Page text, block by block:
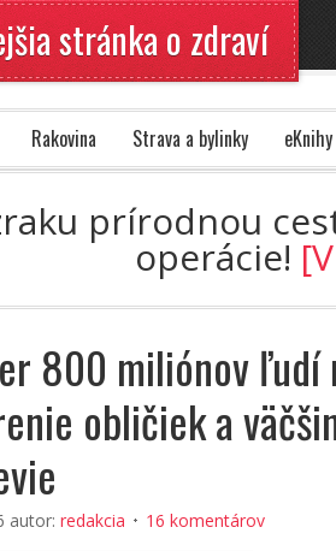
stránka o zdraví
Rakovina Strava a bylinky
prírodnou
operácie!
800 miliónov ľudí
obličiek a
autor: redakcia 16 komentárov